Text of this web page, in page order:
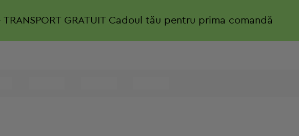
TRANSPORT GRATUITCadoul tău pentru prima comandă